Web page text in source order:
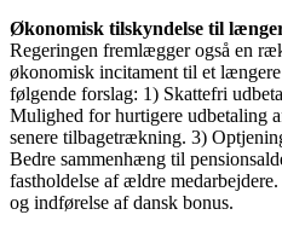
Økonomisk tilskyndelse til
Regeringen fremlægger også en
økonomisk incitament til et
følgende forslag: 1) Skattefri
Mulighed for hurtigere udbetaling
senere tilbagetrækning. 3)
Bedre sammenhæng til
fastholdelse af ældre
og indførelse af dansk bonus.